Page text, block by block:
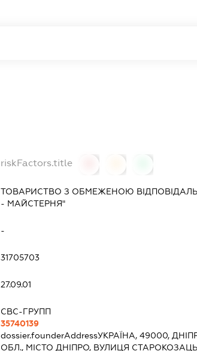
riskFactors.title
ТОВАРИСТВО З ОБМЕЖЕНОЮ
- МАЙСТЕРНЯ"
-
31705703
27.09.01
СВС-ГРУПП
35740139
dossier.founderAddressУКРАЇНА, 49000,
ОБЛ., МІСТО ДНІПРО, ВУЛИЦЯ